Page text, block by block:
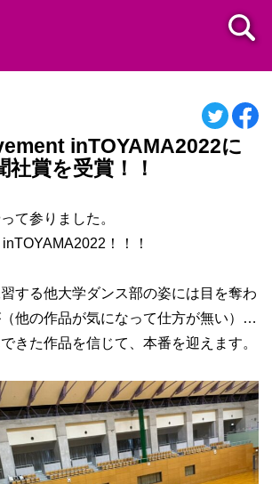
inTOYAMA2022に
社賞を受賞！！
て参りました。
！！！
する他大学ダンス部の姿には目を奪わ
他の作品が気になって仕方が無い）…
きた作品を信じて、本番を迎えます。